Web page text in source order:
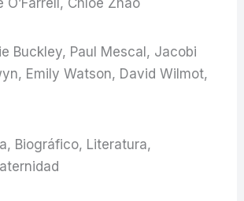
O’Farrell, Chloé Zhao
Buckley, Paul Mescal, Jacobi
Emily Watson, David Wilmot,
Biográfico, Literatura,